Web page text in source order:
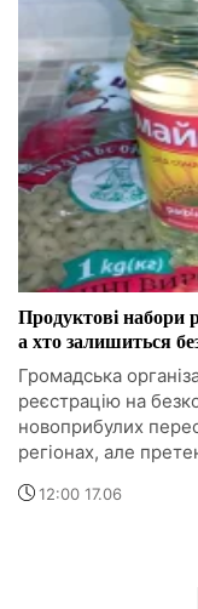
Продуктові набори
а хто залишиться
Громадська
реєстрацію на
новоприбулих
регіонах, але
12:00 17.06